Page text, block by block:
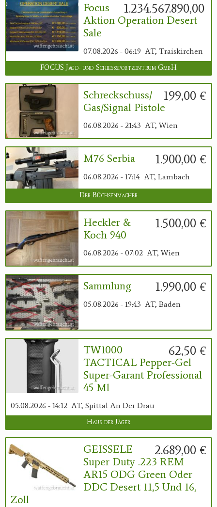
1.234.567.890,00 €
Focus
Aktion Operation Desert
Sale
07.08.2026 - 06:19 AT, Traiskirchen
FOCUS Jagd- und Schießsportzentrum GmbH
199,00 €
Schreckschuss/
Gas/Signal Pistole
06.08.2026 - 21:43 AT, Wien
1.900,00 €
M76 Serbia
06.08.2026 - 17:14 AT, Lambach
Der Büchsenmacher
1.500,00 €
Heckler &
Koch 940
06.08.2026 - 07:02 AT, Wien
1.990,00 €
Sammlung
05.08.2026 - 19:43 AT, Baden
62,50 €
TW1000
TACTICAL Pepper-Gel
Super-Garant Professional
45 Ml
05.08.2026 - 14:12 AT, Spittal An Der Drau
Haus der Jäger
2.689,00 €
GEISSELE
Super Duty .223 REM
AR15 ODG Green Oder
DDC Desert 11,5 Und 16,
Zoll